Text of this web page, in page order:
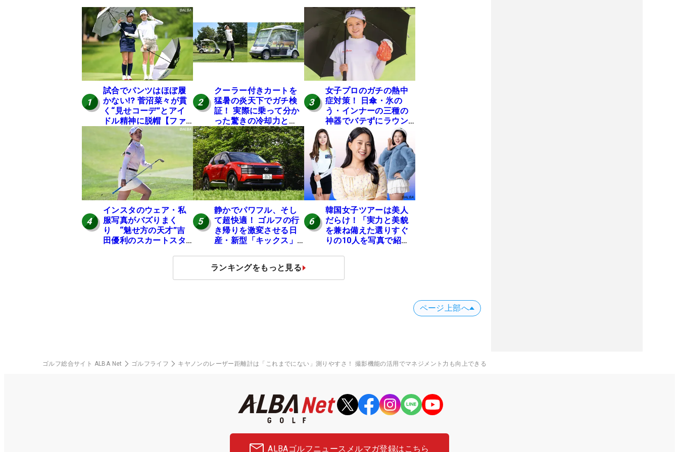
1
試合でパンツはほぼ履
かない⁉ 菅沼菜々が貫
く“見せコーデ”とアイ
ドル精神に脱帽【ファ
ンが選ぶ神10】
2
クーラー付きカートを
猛暑の炎天下でガチ検
証！ 実際に乗って分か
った驚きの冷却力と
は？
3
女子プロのガチの熱中
症対策！ 日傘・氷の
う・インナーの三種の
神器でバテずにラウン
ドできます
4
インスタのウェア・私
服写真がバズりまく
り “魅せ方の天才”吉
田優利のスカートスタ
5
静かでパワフル、そし
て超快適！ ゴルフの行
き帰りを激変させる日
産・新型「キックス」
6
韓国女子ツアーは美人
だらけ！「実力と美貌
を兼ね備えた選りすぐ
りの10人を写真で紹
ランキングをもっと見る
ページ上部へ
ゴルフ総合サイト ALBA Net ゴルフライフ キヤノンのレーザー距離計は「これまでにない」測りやすさ！ 撮影機能の活用でマネジメント力も向上できる
ALBAゴルフニュース メルマガ登録はこちら